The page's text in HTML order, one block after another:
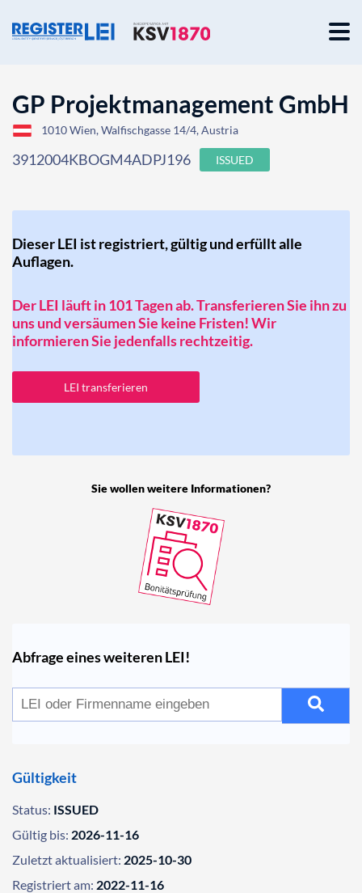
GP Projektmanagement GmbH
1010 Wien, Walfischgasse 14/4, Austria
3912004KBOGM4ADPJ196 ISSUED
Dieser LEI ist registriert, gültig und erfüllt alle
Auflagen.
Der LEI läuft in 101 Tagen ab. Transferieren Sie ihn zu
uns und versäumen Sie keine Fristen! Wir
informieren Sie jedenfalls rechtzeitig.
LEI transferieren
Sie wollen weitere Informationen?
Abfrage eines weiteren LEI!
Gültigkeit
Status: ISSUED
Gültig bis: 2026-11-16
Zuletzt aktualisiert: 2025-10-30
Registriert am: 2022-11-16